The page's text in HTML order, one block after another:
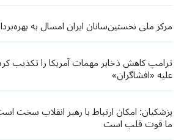
مرکز ملی نخستین‌سانان ایران امسال به
ترامپ کاهش ذخایر مهمات آمریکا را تکذیب
علیه «افشاگران»
پزشکیان: امکان ارتباط با رهبر انقلاب سخت
ما قوت قلب است